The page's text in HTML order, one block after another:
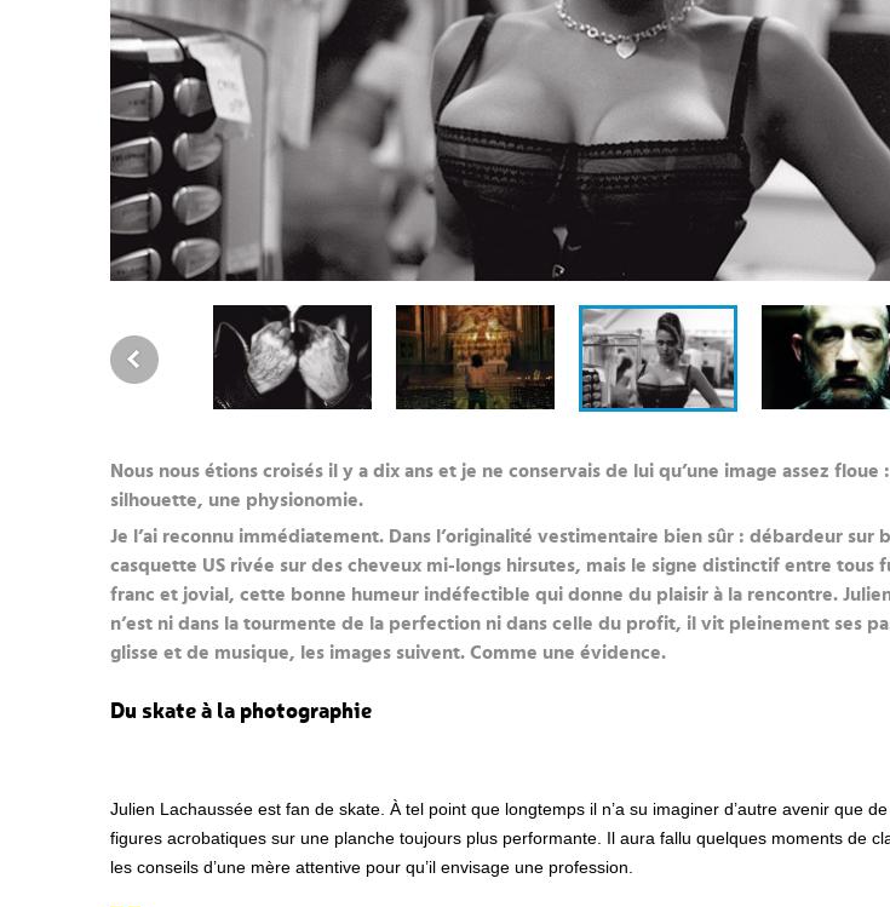
Nous nous étions croisés il y a dix ans et je ne conservais de lui qu’une image assez floue
silhouette, une physionomie.
Je l’ai reconnu immédiatement. Dans l’originalité vestimentaire bien sûr : débardeur sur
casquette US rivée sur des cheveux mi-longs hirsutes, mais le signe distinctif entre tous
franc et jovial, cette bonne humeur indéfectible qui donne du plaisir à la rencontre. Julien
n’est ni dans la tourmente de la perfection ni dans celle du profit, il vit pleinement ses
glisse et de musique, les images suivent. Comme une évidence.
Du skate à la photographie
Julien Lachaussée est fan de skate. À tel point que longtemps il n’a su imaginer d’autre avenir que
figures acrobatiques sur une planche toujours plus performante. Il aura fallu quelques moments de
les conseils d’une mère attentive pour qu’il envisage une profession.